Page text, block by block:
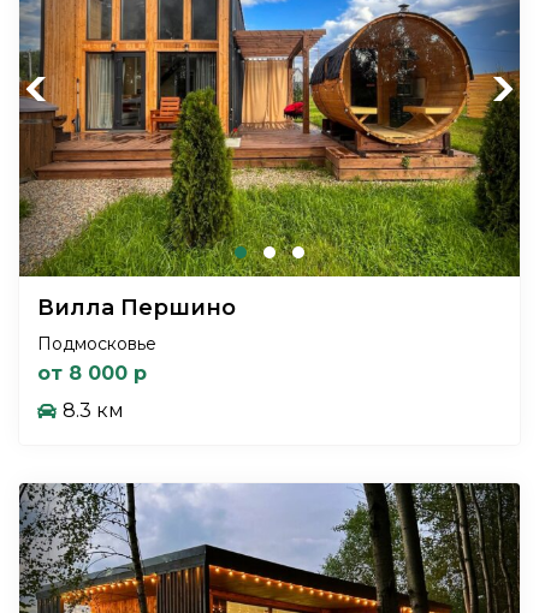
Previous Next
Вилла Першино
Подмосковье
от 8 000 р
8.3 км